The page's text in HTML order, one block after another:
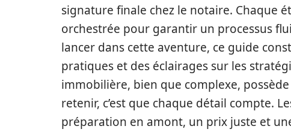
signature finale chez le notaire. Chaque
orchestrée pour garantir un processus
lancer dans cette aventure, ce guide
pratiques et des éclairages sur les
immobilière, bien que complexe,
retenir, c’est que chaque détail compte.
préparation en amont, un prix juste et